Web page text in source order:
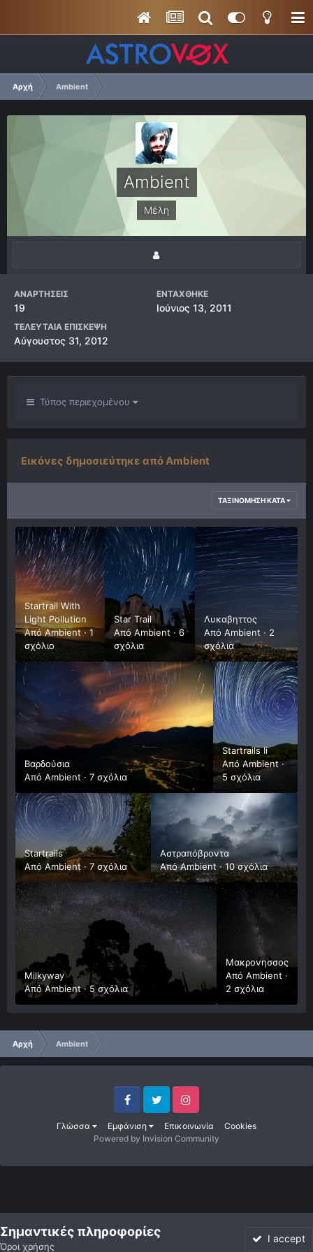
Αρχή Ambient
Ambient
Μέλη
ΑΝΑΡΤΉΣΕΙΣ
19
ΕΝΤΆΧΘΗΚΕ
Ιούνιος 13, 2011
ΤΕΛΕΥΤΑΊΑ ΕΠΊΣΚΕΨΗ
Αύγουστος 31, 2012
Τύπος περιεχομένου
Εικόνες δημοσιεύτηκε από Ambient
ΤΑΞΙΝΌΜΗΣΗ ΚΑΤΆ
Startrail With
Light Pollution
ΑπόAmbient ·1
σχόλιο
Star Trail
ΑπόAmbient· 6
σχόλια
Λυκαβηττος
Από Ambient · 2
σχόλια
Βαρδούσια
Από Ambient · 7 σχόλια
Startrails Ii
ΑπόAmbient·
5 σχόλια
Startrails
ΑπόAmbient · 7 σχόλια
Αστραπόβροντα
ΑπόAmbient·10 σχόλια
Milkyway
ΑπόAmbient·5 σχόλια
Μακρονησσος
Από Ambient ·
2 σχόλια
Αρχή Ambient
Γλώσσα Εμφάνιση Επικοινωνία Cookies
FacebookTwitter Instagram
Powered by Invision Community
Σημαντικές πληροφορίες
Όροι χρήσης
I accept